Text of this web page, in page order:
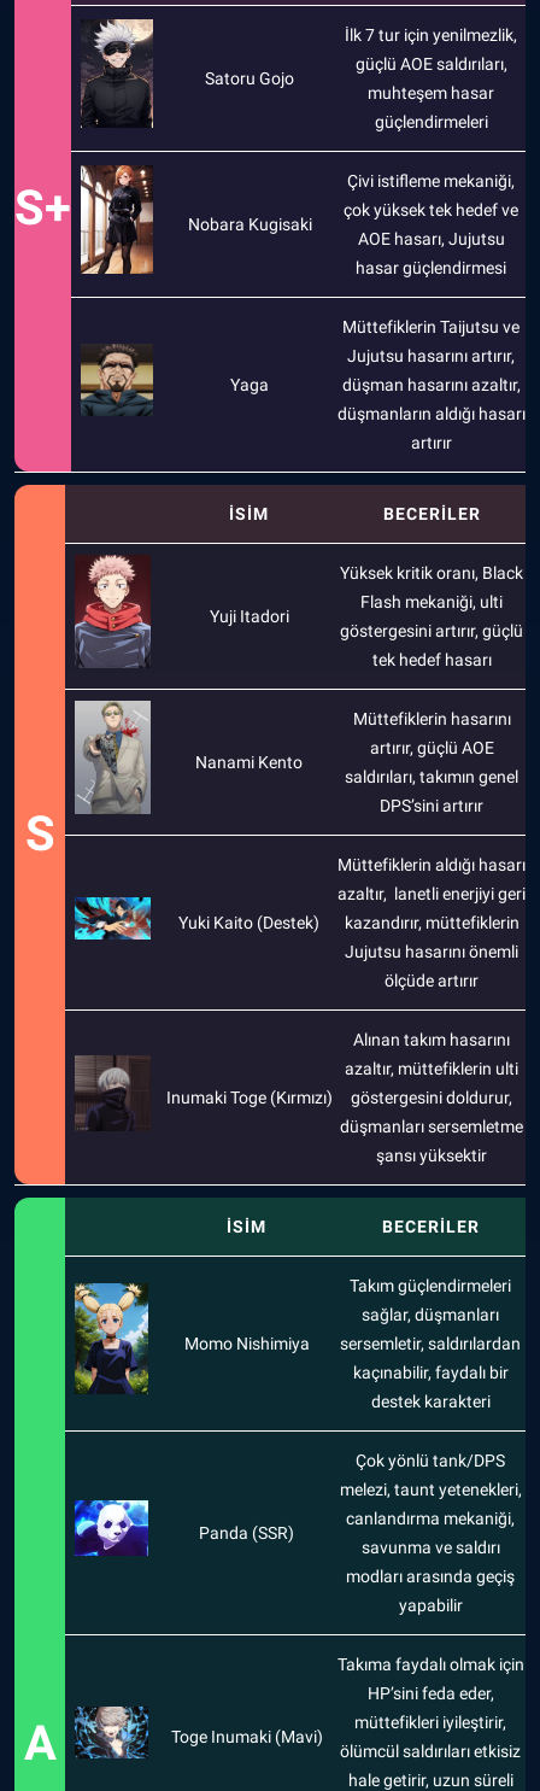
S+
Satoru Gojo
İlk 7 tur için yenilmezlik,
güçlü AOE saldırıları,
muhteşem hasar
güçlendirmeleri
Nobara Kugisaki
Çivi istifleme mekaniği,
çok yüksek tek hedef ve
AOE hasarı, Jujutsu
hasar güçlendirmesi
Yaga
Müttefiklerin Taijutsu ve
Jujutsu hasarını artırır,
düşman hasarını azaltır,
düşmanların aldığı hasarı
artırır
S
İSİM BECERİLER
Yuji Itadori
Yüksek kritik oranı, Black
Flash mekaniği, ulti
göstergesini artırır, güçlü
tek hedef hasarı
Nanami Kento
Müttefiklerin hasarını
artırır, güçlü AOE
saldırıları, takımın genel
DPS’sini artırır
Yuki Kaito (Destek)
Müttefiklerin aldığı hasarı
azaltır, lanetli enerjiyi geri
kazandırır, müttefiklerin
Jujutsu hasarını önemli
ölçüde artırır
Inumaki Toge (Kırmızı)
Alınan takım hasarını
azaltır, müttefiklerin ulti
göstergesini doldurur,
düşmanları sersemletme
şansı yüksektir
A
İSİM BECERİLER
Momo Nishimiya
Takım güçlendirmeleri
sağlar, düşmanları
sersemletir, saldırılardan
kaçınabilir, faydalı bir
destek karakteri
Panda (SSR)
Çok yönlü tank/DPS
melezi, taunt yetenekleri,
canlandırma mekaniği,
savunma ve saldırı
modları arasında geçiş
yapabilir
Toge Inumaki (Mavi)
Takıma faydalı olmak için
HP’sini feda eder,
müttefikleri iyileştirir,
ölümcül saldırıları etkisiz
hale getirir, uzun süreli